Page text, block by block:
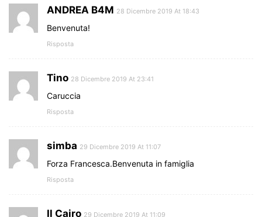
ANDREA B4M 28 Dicembre 2019 At 18:43
Benvenuta!
Risposta
Tino 28 Dicembre 2019 At 23:41
Caruccia
Risposta
simba 29 Dicembre 2019 At 11:07
Forza Francesca.Benvenuta in famiglia
Risposta
Il Cairo 29 Dicembre 2019 At 11:09